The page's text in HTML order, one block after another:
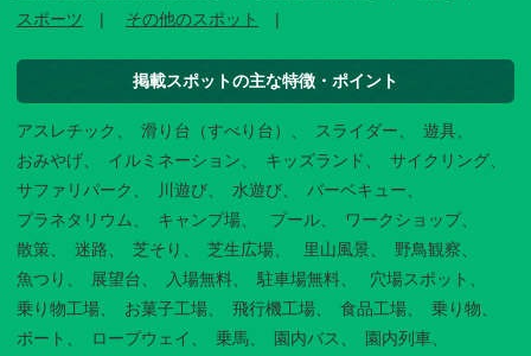
スポーツ
その他のスポット
掲載スポットの主な特徴・ポイント
アスレチック 滑り台（すべり台） スライダー
遊具
おみやげ
イルミネーション キッズランド
サイクリング
サファリパーク
川遊び 水遊び
バーベキュー
プラネタリウム
キャンプ場 プール
ワークショップ
散策
迷路 芝そり 芝生広場 里山風景
野鳥観察
魚つり
展望台 入場無料 駐車場無料
穴場スポット
乗り物工場
お菓子工場 飛行機工場 食品工場
乗り物
ボート
ロープウェイ 乗馬 園内バス 園内列車